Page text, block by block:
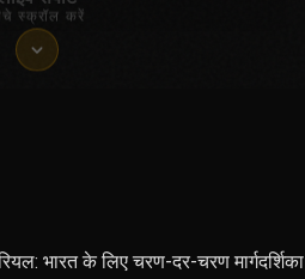
स्क्रॉल करें
भारत के लिए चरण-दर-चरण मार्गदर्शिका